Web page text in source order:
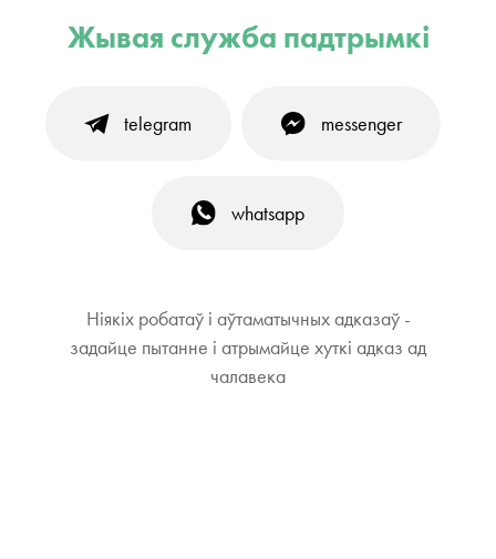
Жывая служба падтрымкі
telegram messenger
whatsapp
Ніякіх робатаў і аўтаматычных адказаў -
задайце пытанне і атрымайце хуткі адказ ад
чалавека